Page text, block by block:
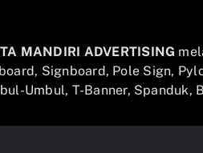
MANDIRI ADVERTISING
Signboard, Pole Sign,
Umbul, T-Banner,